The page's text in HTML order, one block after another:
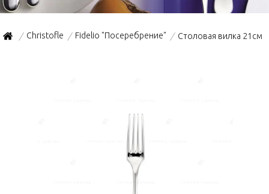
/ Christofle / Fidelio "Посеребрение" / Столовая вилка 21см